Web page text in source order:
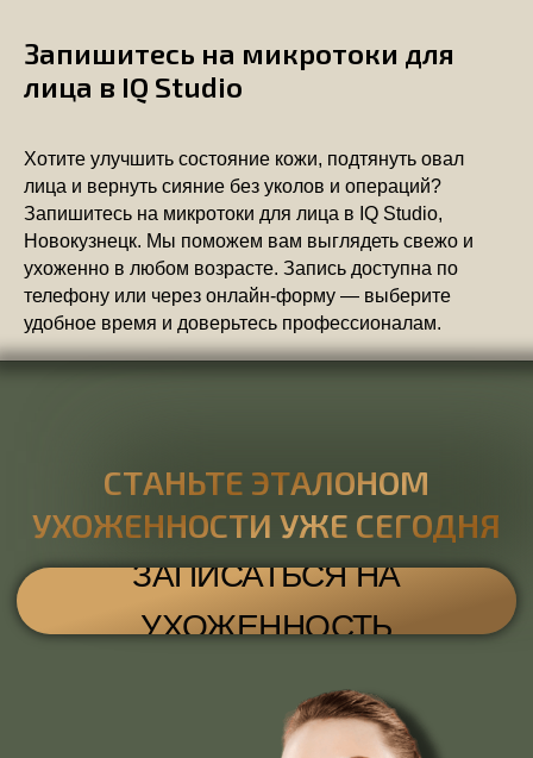
Запишитесь на микротоки для
лица в IQ Studio
Хотите улучшить состояние кожи, подтянуть овал
лица и вернуть сияние без уколов и операций?
Запишитесь на микротоки для лица в IQ Studio,
Новокузнецк. Мы поможем вам выглядеть свежо и
ухоженно в любом возрасте. Запись доступна по
телефону или через онлайн-форму — выберите
удобное время и доверьтесь профессионалам.